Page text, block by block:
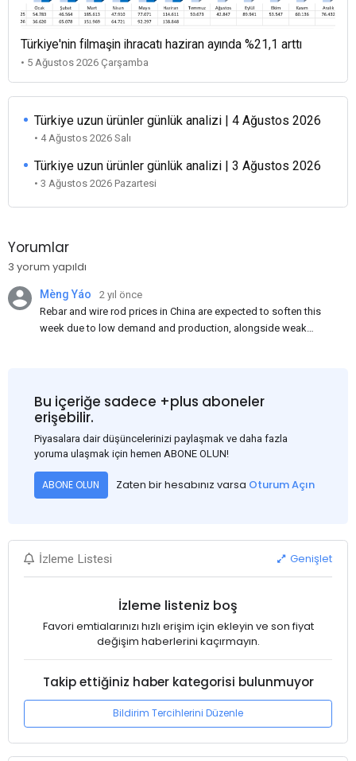
Türkiye'nin filmaşin ihracatı haziran ayında %21,1 arttı
• 5 Ağustos 2026 Çarşamba
Türkiye uzun ürünler günlük analizi | 4 Ağustos 2026
• 4 Ağustos 2026 Salı
Türkiye uzun ürünler günlük analizi | 3 Ağustos 2026
• 3 Ağustos 2026 Pazartesi
Yorumlar
3 yorum yapıldı
Mèng Yáo
2 yıl önce
Rebar and wire rod prices in China are expected to soften this
week due to low demand and production, alongside weak
Bu içeriğe sadece +plus aboneler
erişebilir.
Piyasalara dair düşüncelerinizi paylaşmak ve daha fazla
yoruma ulaşmak için hemen ABONE OLUN!
ABONE OLUN Zaten bir hesabınız varsa Oturum Açın
İzleme Listesi Genişlet
İzleme listeniz boş
Favori emtialarınızı hızlı erişim için ekleyin ve son fiyat
değişim haberlerini kaçırmayın.
Takip ettiğiniz haber kategorisi bulunmuyor
Bildirim Tercihlerini Düzenle